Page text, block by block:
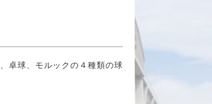
卓球、モルックの４種類の球